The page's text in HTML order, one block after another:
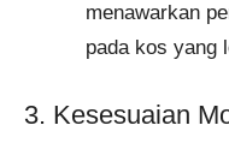
menawarkan
pada kos yang
3. Kesesuaian